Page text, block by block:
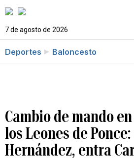
7 de agosto de 2026
Deportes Baloncesto
Cambio de mando
los Leones de
Hernández, entra